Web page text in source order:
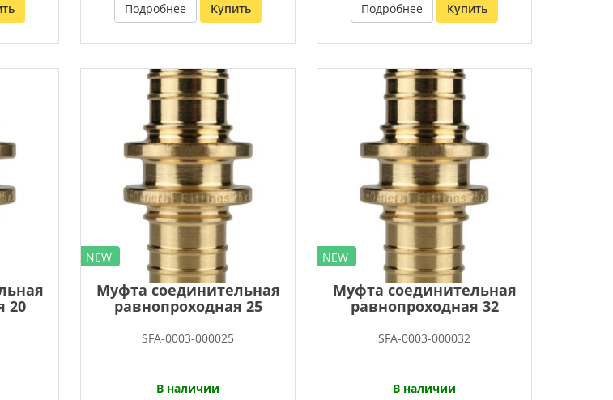
Подробнее Купить Подробнее Купить
20
NEW
Муфта соединительная
равнопроходная 25
SFA-0003-000025
В наличии
NEW
Муфта соединительная
равнопроходная 32
SFA-0003-000032
В наличии